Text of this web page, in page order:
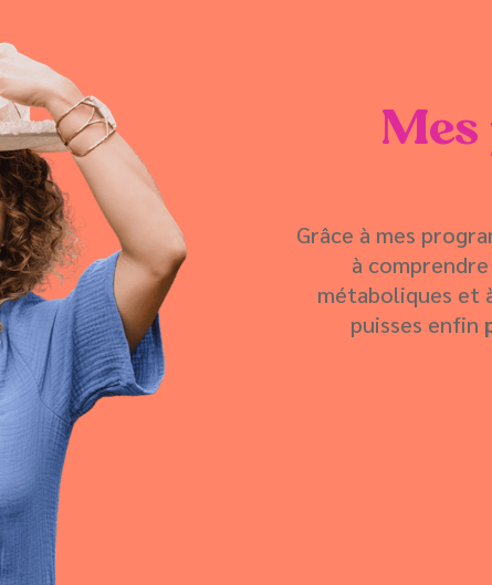
Mes
Grâce à mes
à
métaboliques et
puisses enfin